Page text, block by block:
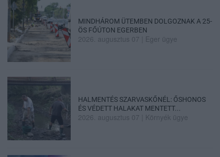
MINDHÁROM ÜTEMBEN DOLGOZNAK A 25-
ÖS FŐÚTON EGERBEN
2026. augusztus 07 Eger ügye
HALMENTÉS SZARVASKŐNÉL: ŐSHONOS
ÉS VÉDETT HALAKAT MENTETT...
2026. augusztus 07 Környék ügye